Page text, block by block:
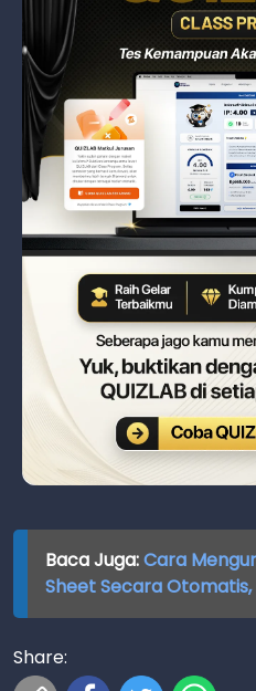
Baca Juga:Cara
Sheet Secara
Share: